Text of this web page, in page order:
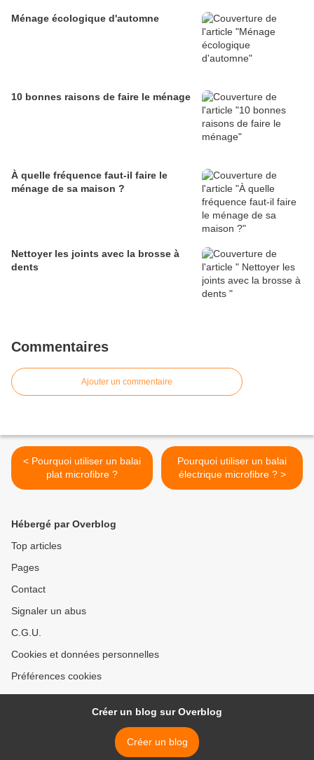
Ménage écologique d'automne
10 bonnes raisons de faire le ménage
À quelle fréquence faut-il faire le
ménage de sa maison ?
Nettoyer les joints avec la brosse à
dents
Commentaires
Ajouter un commentaire
< Pourquoi utiliser un balai
plat microfibre ?
Pourquoi utiliser un balai
électrique microfibre ? >
Hébergé par Overblog
Top articles
Pages
Contact
Signaler un abus
C.G.U.
Cookies et données personnelles
Préférences cookies
Créer un blog sur Overblog
Créer un blog